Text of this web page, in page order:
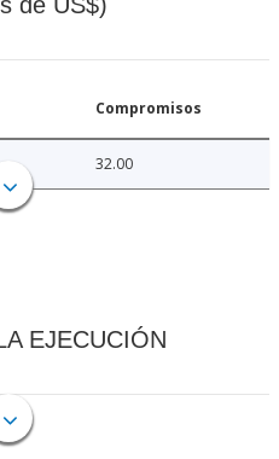
Compromisos
32.00
EJECUCIÓN